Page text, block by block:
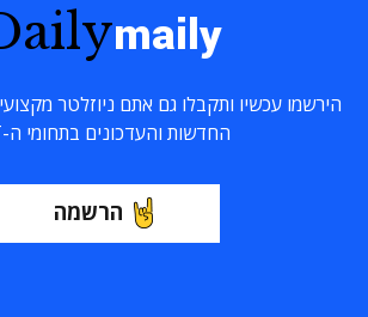
maily
הירשמו עכשיו ותקבלו גם אתם ניוזלטר
החדשות והעדכונים בתחומי ה-ICT
הרשמה